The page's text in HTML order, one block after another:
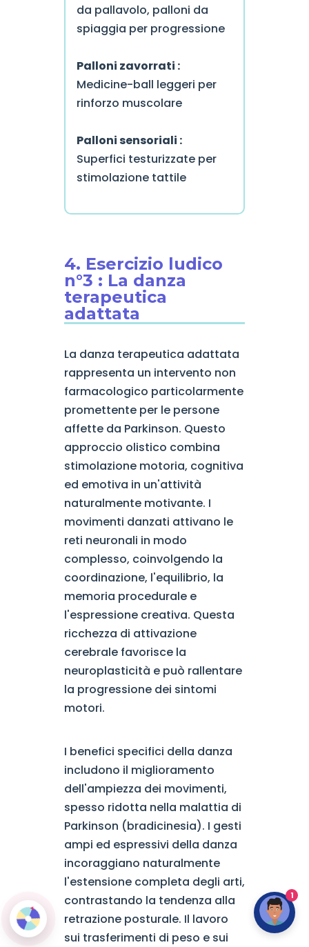
da pallavolo, palloni da
spiaggia per progressione
Palloni zavorrati :
Medicine-ball leggeri per
rinforzo muscolare
Palloni sensoriali :
Superfici testurizzate per
stimolazione tattile
4. Esercizio ludico
n°3 : La danza
terapeutica
adattata
La danza terapeutica adattata
rappresenta un intervento non
farmacologico particolarmente
promettente per le persone
affette da Parkinson. Questo
approccio olistico combina
stimolazione motoria, cognitiva
ed emotiva in un'attività
naturalmente motivante. I
movimenti danzati attivano le
reti neuronali in modo
complesso, coinvolgendo la
coordinazione, l'equilibrio, la
memoria procedurale e
l'espressione creativa. Questa
ricchezza di attivazione
cerebrale favorisce la
neuroplasticità e può rallentare
la progressione dei sintomi
motori.
I benefici specifici della danza
includono il miglioramento
dell'ampiezza dei movimenti,
spesso ridotta nella malattia di
Parkinson (bradicinesia). I gesti
ampi ed espressivi della danza
incoraggiano naturalmente
l'estensione completa degli arti,
contrastando la tendenza alla
retrazione posturale. Il lavoro
sui trasferimenti di peso e sui
1